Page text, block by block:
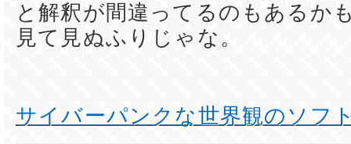
と解釈が間違ってるのもあるか
見て見ぬふりじゃな。
サイバーパンクな世界観のソフ